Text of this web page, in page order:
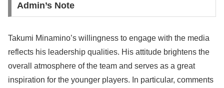
Admin’s Note
Takumi Minamino’s willingness to engage with the media
reflects his leadership qualities. His attitude brightens the
overall atmosphere of the team and serves as a great
inspiration for the younger players. In particular, comments